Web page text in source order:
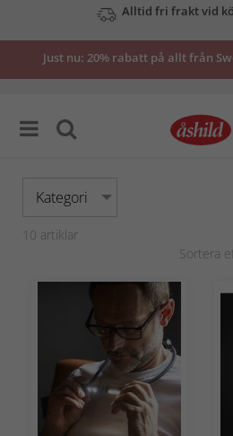
Just nu: 20% rabatt på allt från
Kategori
10 artiklar
Sortera